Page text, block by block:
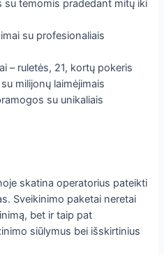
su temomis pradedant mitų iki
su profesionaliais
– ruletės, 21, kortų pokeris
milijonų laimėjimais
su unikaliais
skatina operatorius pateikti
Sveikinimo paketai neretai
bet ir taip pat
siūlymus bei išskirtinius